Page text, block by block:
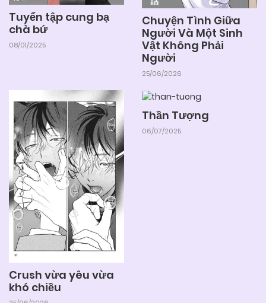
Tuyển tập cung bạ
chà bứ
08/01/2025
Chuyện Tình Giữa
Người Và Một Sinh
Vật Không Phải
Người
25/06/2026
Crush vừa yêu vừa
khó chiều
Thần Tượng
06/07/2025